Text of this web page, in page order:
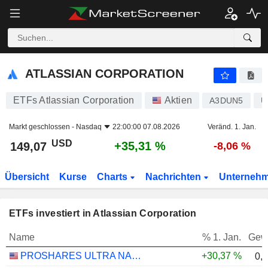
ATLASSIAN CORPORATION
ETFs Atlassian Corporation Aktien A3DUN5
Markt geschlossen - Nasdaq 22:00:00 07.08.2026 Veränd. 1. Jan.
149,07 USD +35,31 % -8,06 %
Übersicht Kurse Charts Nachrichten
ETFs investiert in Atlassian Corporation
Name % 1. Jan.
PROSHARES ULTRA NASDAQ CLOUD COMPUTING - USD
+30,37 %